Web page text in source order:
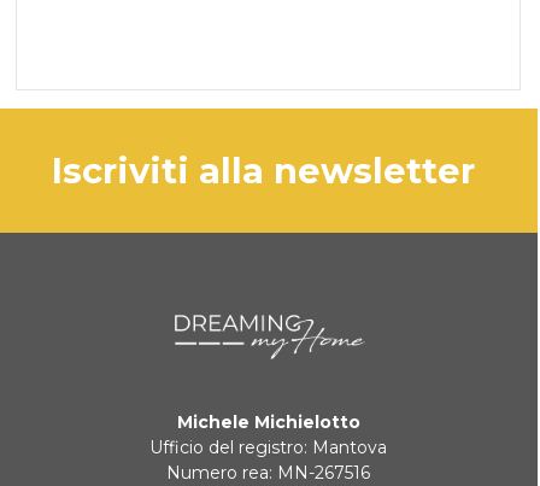
iscriviti alla newsletter
Michele Michielotto
Ufficio del registro: Mantova
Numero rea: MN-267516